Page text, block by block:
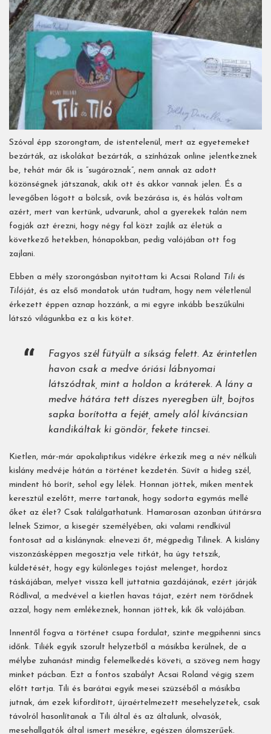
Szóval épp szorongtam, de istentelenül, mert az egyetemeket
bezárták, az iskolákat bezárták, a színházak online jelentkeznek
be, tehát már ők is ”sugároznak”, nem annak az adott
közönségnek játszanak, akik ott és akkor vannak jelen. És a
levegőben lógott a bölcsik, ovik bezárása is, és hálás voltam
azért, mert van kertünk, udvarunk, ahol a gyerekek talán nem
fogják azt érezni, hogy négy fal közt zajlik az életük a
következő hetekben, hónapokban, pedig valójában ott fog
zajlani.
Ebben a mély szorongásban nyitottam ki Acsai Roland Tili és
Tilóját, és az első mondatok után tudtam, hogy nem véletlenül
érkezett éppen aznap hozzánk, a mi egyre inkább beszűkülni
látszó világunkba ez a kis kötet.
Fagyos szél fütyült a síkság felett. Az érintetlen
havon csak a medve óriási lábnyomai
látszódtak, mint a holdon a kráterek. A lány a
medve hátára tett díszes nyeregben ült, bojtos
sapka borította a fejét, amely alól kíváncsian
kandikáltak ki göndör, fekete tincsei.
Kietlen, már-már apokaliptikus vidékre érkezik meg a név nélküli
kislány medvéje hátán a történet kezdetén. Süvít a hideg szél,
mindent hó borít, sehol egy lélek. Honnan jöttek, miken mentek
keresztül ezelőtt, merre tartanak, hogy sodorta egymás mellé
őket az élet? Csak találgathatunk. Hamarosan azonban útitársra
lelnek Szimor, a kisegér személyében, aki valami rendkívül
fontosat ad a kislánynak: elnevezi őt, mégpedig Tilinek. A kislány
viszonzásképpen megosztja vele titkát, ha úgy tetszik,
küldetését, hogy egy különleges tojást melenget, hordoz
táskájában, melyet vissza kell juttatnia gazdájának, ezért járják
Ródlival, a medvével a kietlen havas tájat, ezért nem törődnek
azzal, hogy nem emlékeznek, honnan jöttek, kik ők valójában.
Innentől fogva a történet csupa fordulat, szinte megpihenni sincs
időnk. Tiliék egyik szorult helyzetből a másikba kerülnek, de a
mélybe zuhanást mindig felemelkedés követi, a szöveg nem hagy
minket pácban. Ezt a fontos szabályt Acsai Roland végig szem
előtt tartja. Tili és barátai egyik mesei szüzséből a másikba
jutnak, ám ezek kifordított, újraértelmezett mesehelyzetek, csak
távolról hasonlítanak a Tili által és az általunk, olvasók,
mesehallgatók által ismert mesékre, egészen álomszerűek.